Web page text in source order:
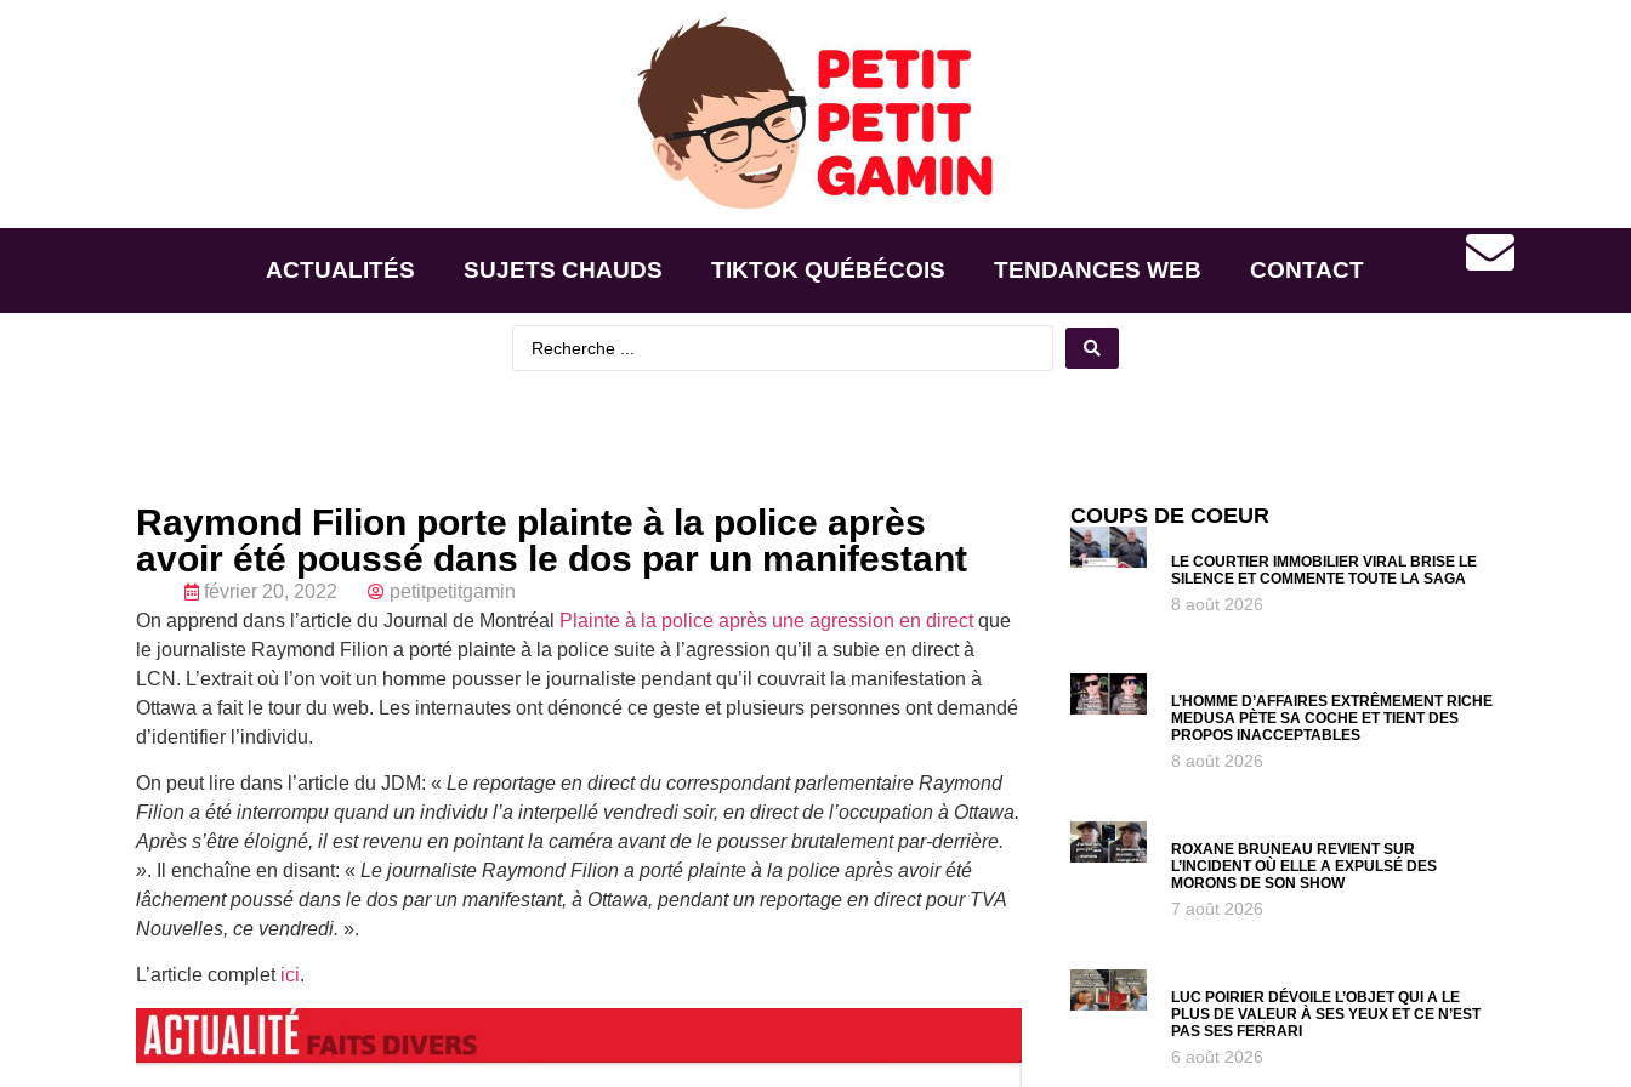
ACTUALITÉS SUJETS CHAUDS TIKTOK QUÉBÉCOIS TENDANCES WEB CONTACT
Raymond Filion porte plainte à la police après
avoir été poussé dans le dos par un manifestant
février 20, 2022
petitpetitgamin
On apprend dans l’article du Journal de Montréal
Plainte à la police après une agression en directque
le journaliste Raymond Filion a porté plainte à la police suite à l’agression qu’il a subie en direct à
LCN. L’extrait où l’on voit un homme pousser le journaliste pendant qu’il couvrait la manifestation à
Ottawa a fait le tour du web. Les internautes ont dénoncé ce geste et plusieurs personnes ont demandé
d’identifier l’individu.
On peut lire dans l’article du JDM: « Le reportage en direct du correspondant parlementaire Raymond
Filion a été interrompu quand un individu l’a interpellé vendredi soir, en direct de l’occupation à Ottawa.
Après s’être éloigné, il est revenu en pointant la caméra avant de le pousser brutalement par-derrière.
». Il enchaîne en disant: « Le journaliste Raymond Filion a porté plainte à la police après avoir été
lâchement poussé dans le dos par un manifestant, à Ottawa, pendant un reportage en direct pour TVA
Nouvelles, ce vendredi. ».
L’article complet ici.
COUPS DE COEUR
LE COURTIER IMMOBILIER VIRAL BRISE LE
SILENCE ET COMMENTE TOUTE LA SAGA
8 août 2026
L’HOMME D’AFFAIRES EXTRÊMEMENT RICHE
MEDUSA PÈTE SA COCHE ET TIENT DES
PROPOS INACCEPTABLES
8 août 2026
ROXANE BRUNEAU REVIENT SUR
L’INCIDENT OÙ ELLE A EXPULSÉ DES
MORONS DE SON SHOW
7 août 2026
LUC POIRIER DÉVOILE L’OBJET QUI A LE
PLUS DE VALEUR À SES YEUX ET CE N’EST
PAS SES FERRARI
6 août 2026